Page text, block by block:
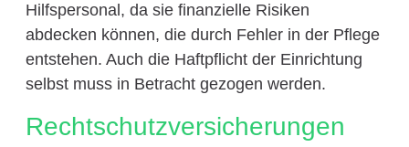
Hilfspersonal, da sie finanzielle Risiken
abdecken können, die durch Fehler in der Pflege
entstehen. Auch die Haftpflicht der Einrichtung
selbst muss in Betracht gezogen werden.
Rechtschutzversicherungen